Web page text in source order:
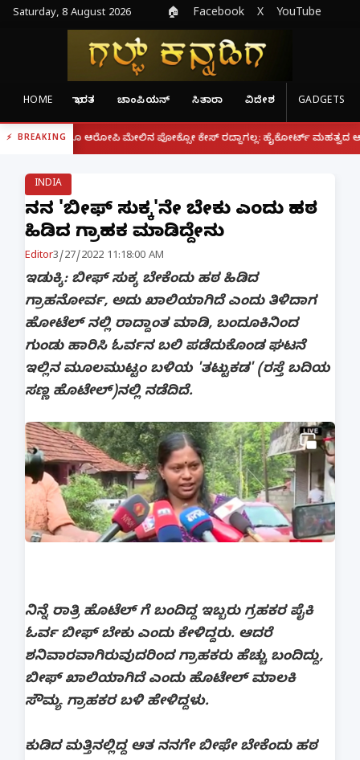
Saturday, 8 August 2026 🏠 Facebook X YouTube
HOME ಭಾರತ ಚಾಂಪಿಯನ್ ಸಿತಾರಾ ವಿದೇಶ GADGETS
BREAKING
ಆರೋಪಿ ಮೇಲಿನ ಪೋಕ್ಸೋ ಕೇಸ್ ರದ್ದಾಗಲ್ಲ: ಹೈಕೋರ್ಟ್ ಮಹತ್ವದ ಆದೇಶ |
INDIA
ನನಗೆ 'ಬೀಫ್ ಸುಕ್ಕ'ನೇ ಬೇಕು ಎಂದು ಹಠ
ಹಿಡಿದ ಗ್ರಾಹಕ ಮಾಡಿದ್ದೇನು
Editor3/27/2022 11:18:00 AM
ಇಡುಕ್ಕಿ: ಬೀಫ್ ಸುಕ್ಕ ಬೇಕೆಂದು ಹಠ ಹಿಡಿದ
ಗ್ರಾಹನೋರ್ವ, ಅದು ಖಾಲಿಯಾಗಿದೆ ಎಂದು ತಿಳಿದಾಗ
ಹೋಟೆಲ್ ನಲ್ಲಿ ರಾದ್ದಾಂತ ಮಾಡಿ, ಬಂದೂಕಿನಿಂದ
ಗುಂಡು ಹಾರಿಸಿ ಓರ್ವನ ಬಲಿ ಪಡೆದುಕೊಂಡ ಘಟನೆ
ಇಲ್ಲಿನ ಮೂಲಮುಟ್ಟಂ ಬಳಿಯ 'ತಟ್ಟುಕಡ' (ರಸ್ತೆ ಬದಿಯ
ಸಣ್ಣ ಹೊಟೇಲ್)ನಲ್ಲಿ ನಡೆದಿದೆ.
ನಿನ್ನೆ ರಾತ್ರಿ ಹೊಟೆಲ್ ಗೆ ಬಂದಿದ್ದ ಇಬ್ಬರು ಗ್ರಹಕರ ಪೈಕಿ
ಓರ್ವ ಬೀಫ್ ಬೇಕು ಎಂದು ಕೇಳಿದ್ದರು. ಆದರೆ
ಶನಿವಾರವಾಗಿರುವುದರಿಂದ ಗ್ರಾಹಕರು ಹೆಚ್ಚು ಬಂದಿದ್ದು,
ಬೀಫ್ ಖಾಲಿಯಾಗಿದೆ ಎಂದು ಹೊಟೇಲ್ ಮಾಲಕಿ
ಸೌಮ್ಯ ಗ್ರಾಹಕರ ಬಳಿ ಹೇಳಿದ್ದಳು.
ಕುಡಿದ ಮತ್ತಿನಲ್ಲಿದ್ದ ಆತ ನನಗೇ ಬೀಫೇ ಬೇಕೆಂದು ಹಠ